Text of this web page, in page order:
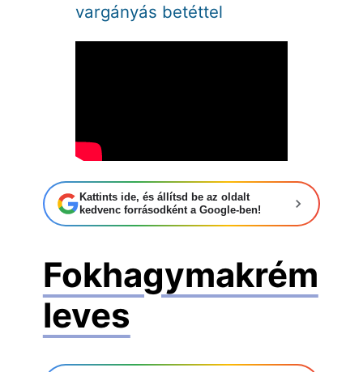
vargányás betéttel
Kattints ide, és állítsd be az oldalt
kedvenc forrásodként a Google-ben!
Fokhagymakrém
leves